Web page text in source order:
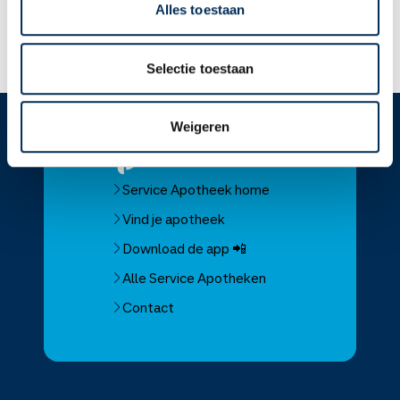
Alles toestaan
Selectie toestaan
Weigeren
Lees meer op apotheek.nl
ServiceApotheek
Service Apotheek home
Vind je apotheek
Download de app 📲
Alle Service Apotheken
Contact